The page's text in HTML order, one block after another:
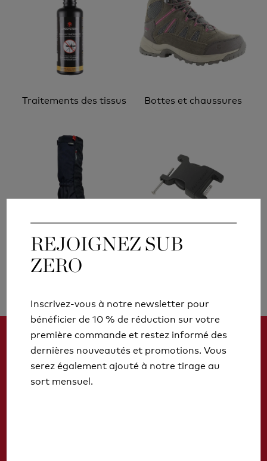
REJOIGNEZ SUB
ZERO
Inscrivez-vous à notre newsletter pour
bénéficier de 10 % de réduction sur votre
première commande et restez informé des
dernières nouveautés et promotions. Vous
serez également ajouté à notre tirage au
sort mensuel.
Traitements des tissus Bottes et chaussures
Gaiters
Outdoor Clothing Repair
REJOIGNEZ SUB
ZERO
Inscrivez-vous à notre newsletter pour
bénéficier de 10 % de réduction sur votre
première commande et restez informé des
dernières nouveautés et promotions. Vous
serez également ajouté à notre tirage au
sort mensuel.
REJOIGNEZ LE CLUB SUB